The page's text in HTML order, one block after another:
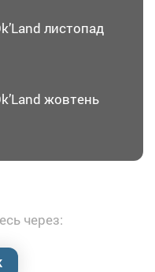
листопад
жовтень
через: